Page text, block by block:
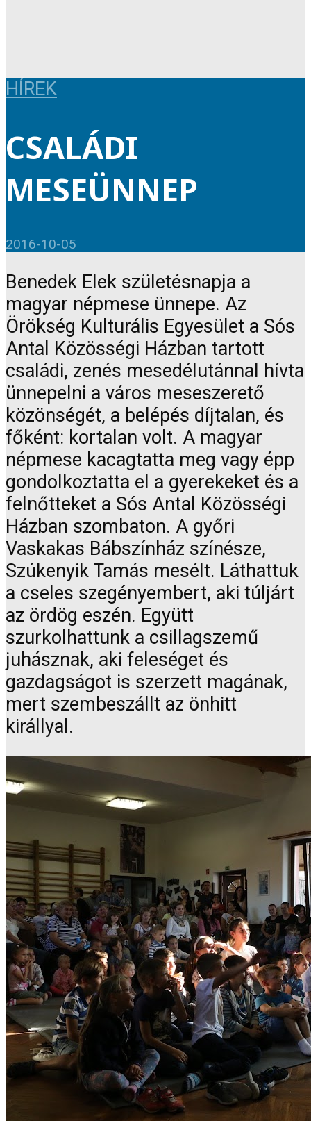
HÍREK
CSALÁDI
MESEÜNNEP
2016-10-05
Benedek Elek születésnapja a
magyar népmese ünnepe. Az
Örökség Kulturális Egyesület a Sós
Antal Közösségi Házban tartott
családi, zenés mesedélutánnal hívta
ünnepelni a város meseszerető
közönségét, a belépés díjtalan, és
főként: kortalan volt. A magyar
népmese kacagtatta meg vagy épp
gondolkoztatta el a gyerekeket és a
felnőtteket a Sós Antal Közösségi
Házban szombaton. A győri
Vaskakas Bábszínház színésze,
Szúkenyik Tamás mesélt. Láthattuk
a cseles szegényembert, aki túljárt
az ördög eszén. Együtt
szurkolhattunk a csillagszemű
juhásznak, aki feleséget és
gazdagságot is szerzett magának,
mert szembeszállt az önhitt
királlyal.